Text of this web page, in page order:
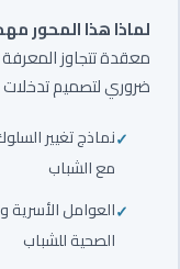
لماذا هذا المحور
معقدة تتجاوز
ضروري لتصميم
نماذج تغيير
مع الشباب
العوامل الأسرية
الصحية للشباب